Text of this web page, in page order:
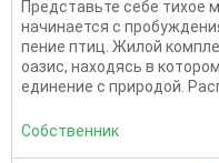
Представьте себе тихое
начинается с
пение птиц. Жилой
оазис, находясь в
единение с природой.
Собственник